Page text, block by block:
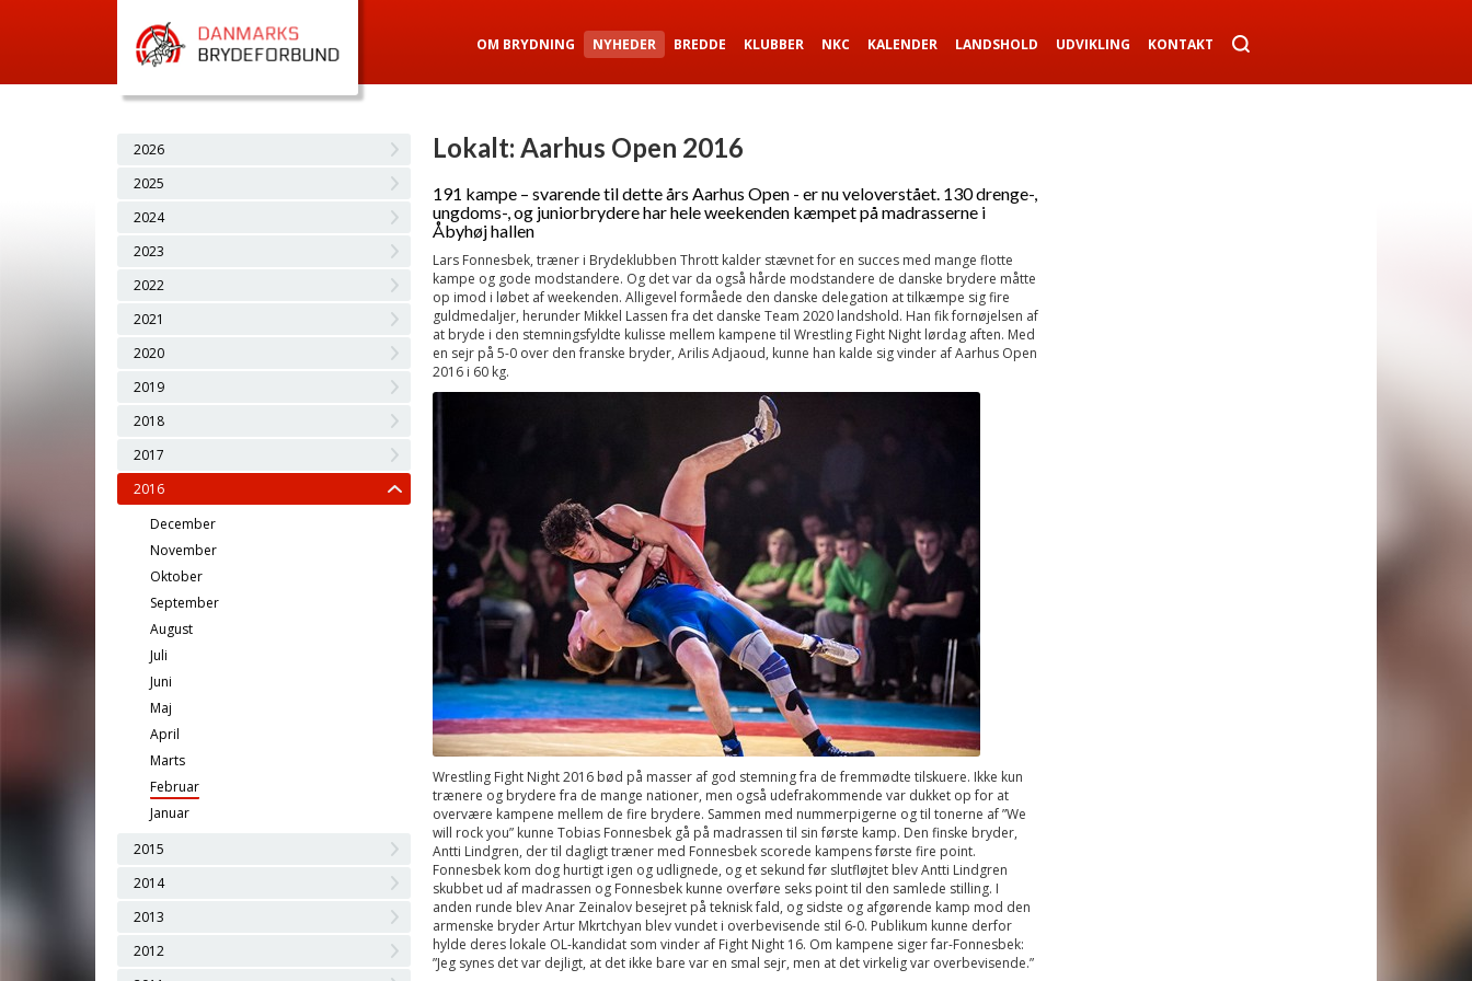
OM BRYDNING NYHEDER BREDDE KLUBBER NKC KALENDER LANDSHOLD UDVIKLING KONTAKT
2026
2025
2024
2023
2022
2021
2020
2019
2018
2017
2016
December
November
Oktober
September
August
Juli
Juni
Maj
April
Marts
Februar
Januar
2015
2014
2013
2012
Lokalt: Aarhus Open 2016
191 kampe – svarende til dette års Aarhus Open - er nu veloverstået. 130 drenge-,
ungdoms-, og juniorbrydere har hele weekenden kæmpet på madrasserne i
Åbyhøj hallen
Lars Fonnesbek, træner i Brydeklubben Thrott kalder stævnet for en succes med mange flotte
kampe og gode modstandere. Og det var da også hårde modstandere de danske brydere måtte
op imod i løbet af weekenden. Alligevel formåede den danske delegation at tilkæmpe sig fire
guldmedaljer, herunder Mikkel Lassen fra det danske Team 2020 landshold. Han fik fornøjelsen af
at bryde i den stemningsfyldte kulisse mellem kampene til Wrestling Fight Night lørdag aften. Med
en sejr på 5-0 over den franske bryder, Arilis Adjaoud, kunne han kalde sig vinder af Aarhus Open
2016 i 60 kg.
Wrestling Fight Night 2016 bød på masser af god stemning fra de fremmødte tilskuere. Ikke kun
trænere og brydere fra de mange nationer, men også udefrakommende var dukket op for at
overvære kampene mellem de fire brydere. Sammen med nummerpigerne og til tonerne af ”We
will rock you” kunne Tobias Fonnesbek gå på madrassen til sin første kamp. Den finske bryder,
Antti Lindgren, der til dagligt træner med Fonnesbek scorede kampens første fire point.
Fonnesbek kom dog hurtigt igen og udlignede, og et sekund før slutfløjtet blev Antti Lindgren
skubbet ud af madrassen og Fonnesbek kunne overføre seks point til den samlede stilling. I
anden runde blev Anar Zeinalov besejret på teknisk fald, og sidste og afgørende kamp mod den
armenske bryder Artur Mkrtchyan blev vundet i overbevisende stil 6-0. Publikum kunne derfor
hylde deres lokale OL-kandidat som vinder af Fight Night 16. Om kampene siger far-Fonnesbek:
”Jeg synes det var dejligt, at det ikke bare var en smal sejr, men at det virkelig var overbevisende.”